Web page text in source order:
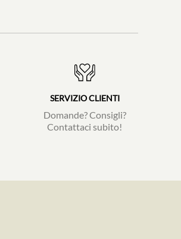
SERVIZIO CLIENTI
Domande? Consigli?
Contattaci subito!